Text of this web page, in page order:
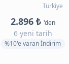
Türkiye
2.896 ₺ 'den
6 yeni tarih
%10'e varan İndirim